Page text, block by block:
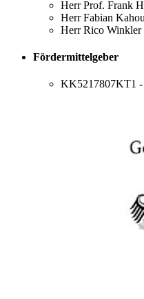
Herr Prof. Frank
Herr Fabian
Herr Rico Winkler
Fördermittelgeber
KK5217807KT1